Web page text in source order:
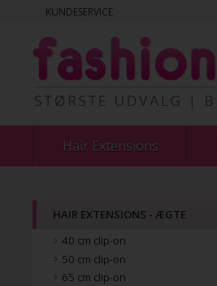
KUNDESERVICE
Hair Extensions
HAIR EXTENSIONS - ÆGTE
40 cm clip-on
50 cm clip-on
65 cm clip-on